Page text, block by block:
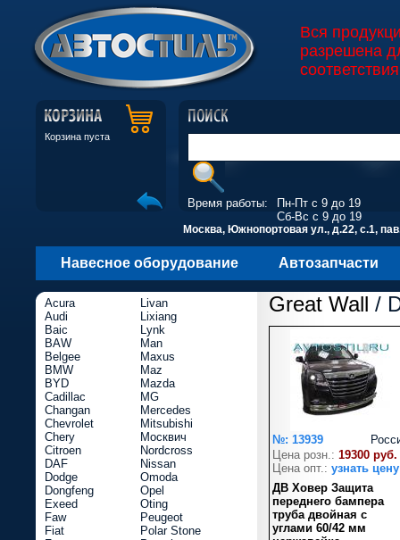
Вся
разрешена
Корзина пуста
Время работы:
Пн-Пт с 9 до 19
Сб-Вс с 9 до 19
Москва, Южнопортовая ул., д.22, с.1,
Навесное оборудование Автозапчасти
Great Wall /
№: 13939
Цена розн.: 19300 руб.
Цена опт.: узнать цену
ДВ Ховер Защита
переднего бампера
труба двойная с
углами 60/42 мм
Acura
Audi
Baic
BAW
Belgee
BMW
BYD
Cadillac
Changan
Chevrolet
Chery
Citroen
DAF
Dodge
Dongfeng
Exeed
Faw
Fiat
Livan
Lixiang
Lynk
Man
Maxus
Maz
Mazda
MG
Mercedes
Mitsubishi
Москвич
Nordcross
Nissan
Omoda
Opel
Oting
Peugeot
Polar Stone